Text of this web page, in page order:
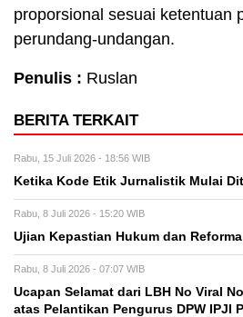
proporsional sesuai ketentuan
perundang-undangan.
Penulis : Ruslan
BERITA TERKAIT
Rabu, 15 Juli 2026 - 18:56 WIB
Ketika Kode Etik Jurnalistik Mulai
Rabu, 8 Juli 2026 - 15:20 WIB
Ujian Kepastian Hukum dan
Rabu, 8 Juli 2026 - 07:07 WIB
Ucapan Selamat dari LBH No Viral
atas Pelantikan Pengurus DPW IPJI